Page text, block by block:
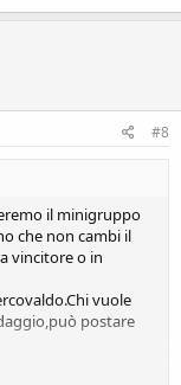
#8
il minigruppo
che non cambi il
vincitore o in
vuole
postare